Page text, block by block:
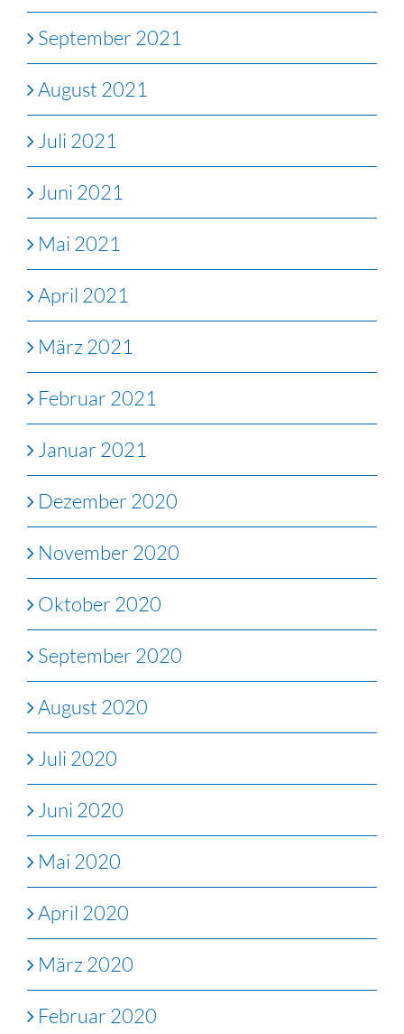
September 2021
August 2021
Juli 2021
Juni 2021
Mai 2021
April 2021
März 2021
Februar 2021
Januar 2021
Dezember 2020
November 2020
Oktober 2020
September 2020
August 2020
Juli 2020
Juni 2020
Mai 2020
April 2020
März 2020
Februar 2020